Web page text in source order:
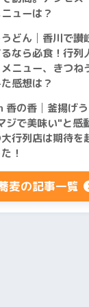
ューは？
どん│香川で讃
なら必食！行列
ニュー、きつね
感想は？
香の香│釜揚げ
ジで美味い"と感
行列店は期待を
！
麦の記事一覧